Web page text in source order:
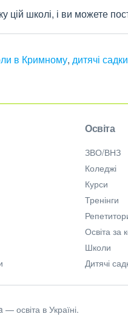
цій школі, і ви можете
в Кримному, дитячі
Освіта
ЗВО/ВНЗ
Коледжі
Курси
Тренінги
Освіта за
Школи
Дитячі
освіта в Україні.